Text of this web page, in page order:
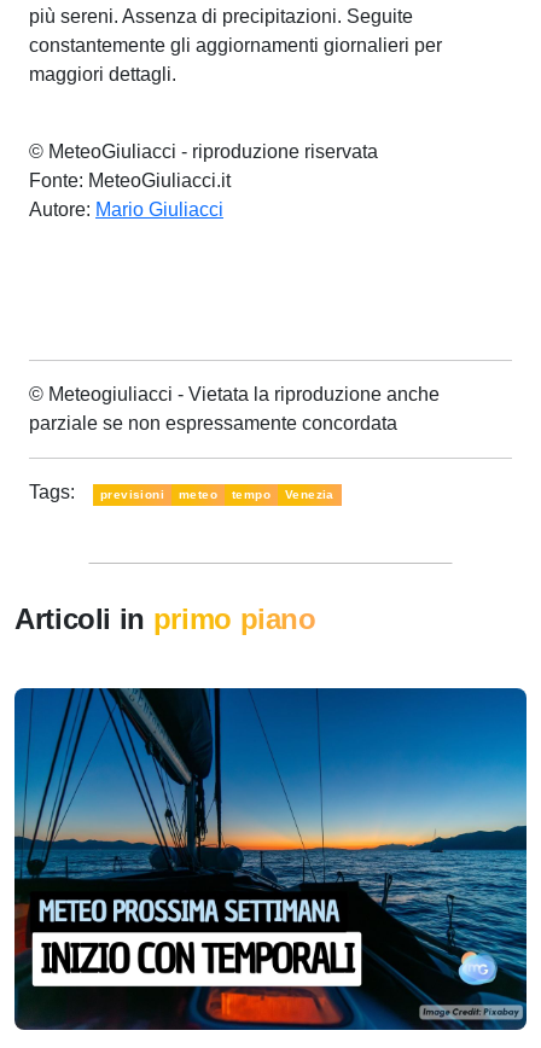
più sereni. Assenza di precipitazioni. Seguite
constantemente gli aggiornamenti giornalieri per
maggiori dettagli.
© MeteoGiuliacci - riproduzione riservata
Fonte: MeteoGiuliacci.it
Autore: Mario Giuliacci
© Meteogiuliacci - Vietata la riproduzione anche
parziale se non espressamente concordata
Tags: previsioni meteo tempo Venezia
Articoli in primo piano